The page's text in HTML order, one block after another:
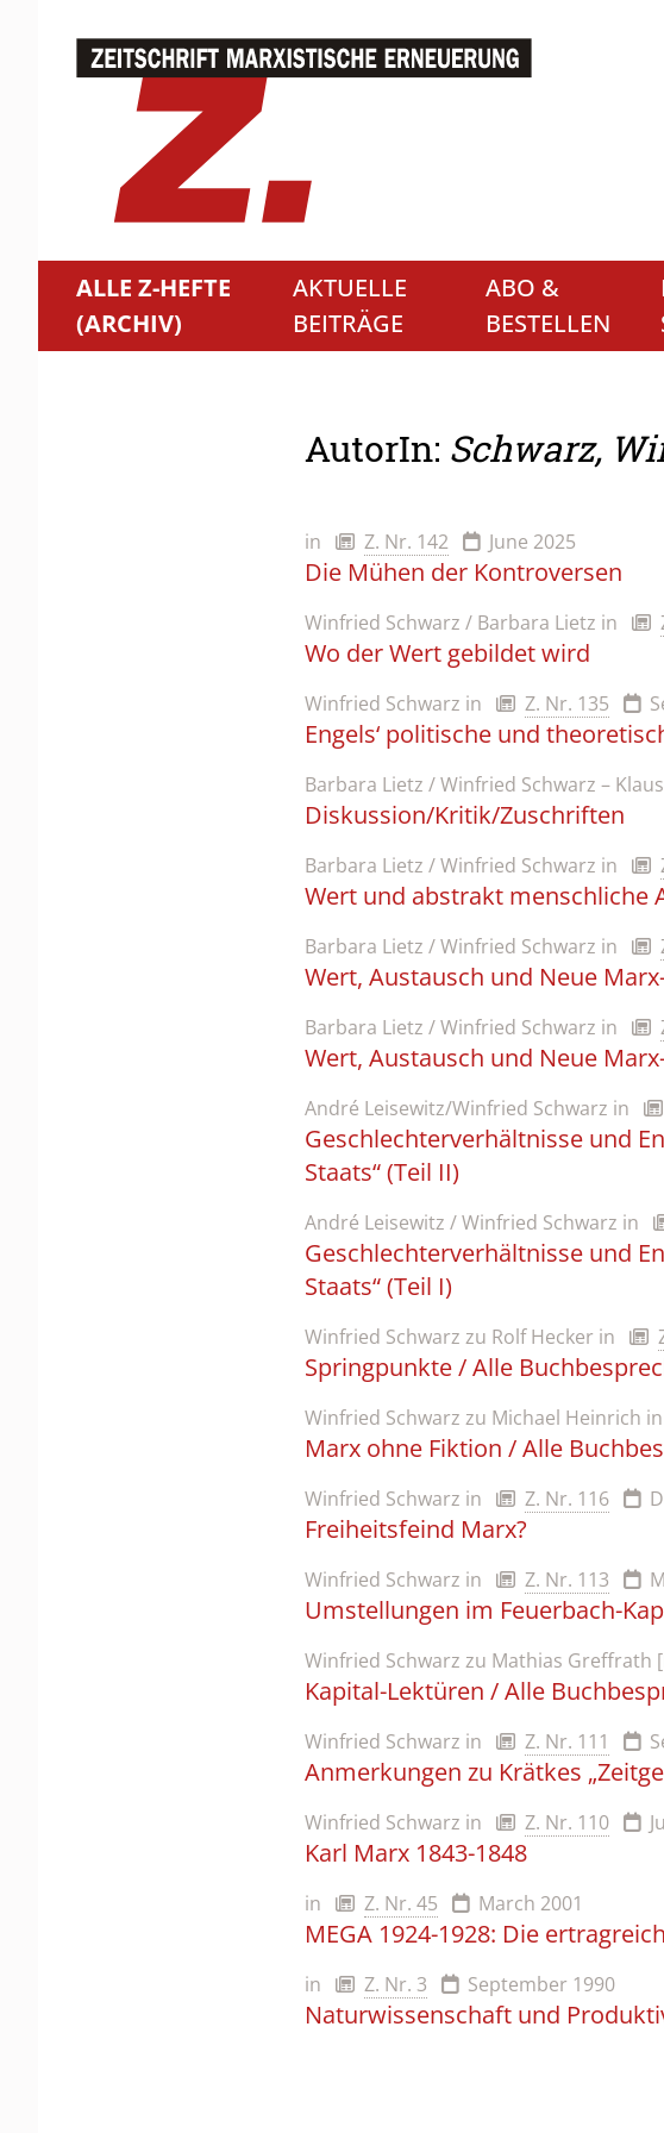
ALLE Z-HEFTE
(ARCHIV)
AKTUELLE
BEITRÄGE
ABO &
BESTELLEN
AutorIn: Schwarz,
in Z. Nr. 142 June 2025
Die Mühen der Kontroversen
Winfried Schwarz / Barbara Lietz in
Wo der Wert gebildet wird
Winfried Schwarz in Z. Nr. 135
Engels‘ politische und
Barbara Lietz / Winfried Schwarz –
Diskussion/Kritik/Zuschriften
Barbara Lietz / Winfried Schwarz in
Wert und abstrakt menschliche
Barbara Lietz / Winfried Schwarz in
Wert, Austausch und Neue
Barbara Lietz / Winfried Schwarz in
Wert, Austausch und Neue
André Leisewitz/Winfried Schwarz in
Geschlechterverhältnisse und
Staats“ (Teil II)
André Leisewitz / Winfried Schwarz in
Geschlechterverhältnisse und
Staats“ (Teil I)
Winfried Schwarz zu Rolf Hecker in
Springpunkte / Alle
Winfried Schwarz zu Michael Heinrich in
Marx ohne Fiktion / Alle
Winfried Schwarz in Z. Nr. 116
Freiheitsfeind Marx?
Winfried Schwarz in Z. Nr. 113
Umstellungen im Feuerbach-
Winfried Schwarz zu Mathias Greffrath
Kapital-Lektüren / Alle
Winfried Schwarz in Z. Nr. 111
Anmerkungen zu Krätkes
Winfried Schwarz in Z. Nr. 110
Karl Marx 1843-1848
in Z. Nr. 45 March 2001
MEGA 1924-1928: Die
in Z. Nr. 3 September 1990
Naturwissenschaft und